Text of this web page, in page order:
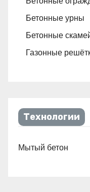
Бетонные урны
Бетонные
Газонные
Технологии
Мытый бетон